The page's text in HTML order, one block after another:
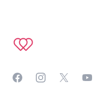
FacebookInstagramTwitter